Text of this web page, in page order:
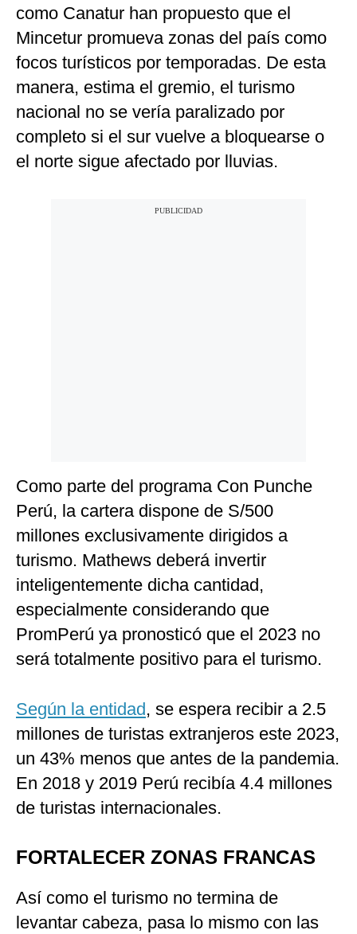
como Canatur han propuesto que el
Mincetur promueva zonas del país como
focos turísticos por temporadas. De esta
manera, estima el gremio, el turismo
nacional no se vería paralizado por
completo si el sur vuelve a bloquearse o
el norte sigue afectado por lluvias.
Como parte del programa Con Punche
Perú, la cartera dispone de S/500
millones exclusivamente dirigidos a
turismo. Mathews deberá invertir
inteligentemente dicha cantidad,
especialmente considerando que
PromPerú ya pronosticó que el 2023 no
será totalmente positivo para el turismo.
Según la entidad, se espera recibir a 2.5
millones de turistas extranjeros este 2023,
un 43% menos que antes de la pandemia.
En 2018 y 2019 Perú recibía 4.4 millones
de turistas internacionales.
FORTALECER ZONAS FRANCAS
Así como el turismo no termina de
levantar cabeza, pasa lo mismo con las